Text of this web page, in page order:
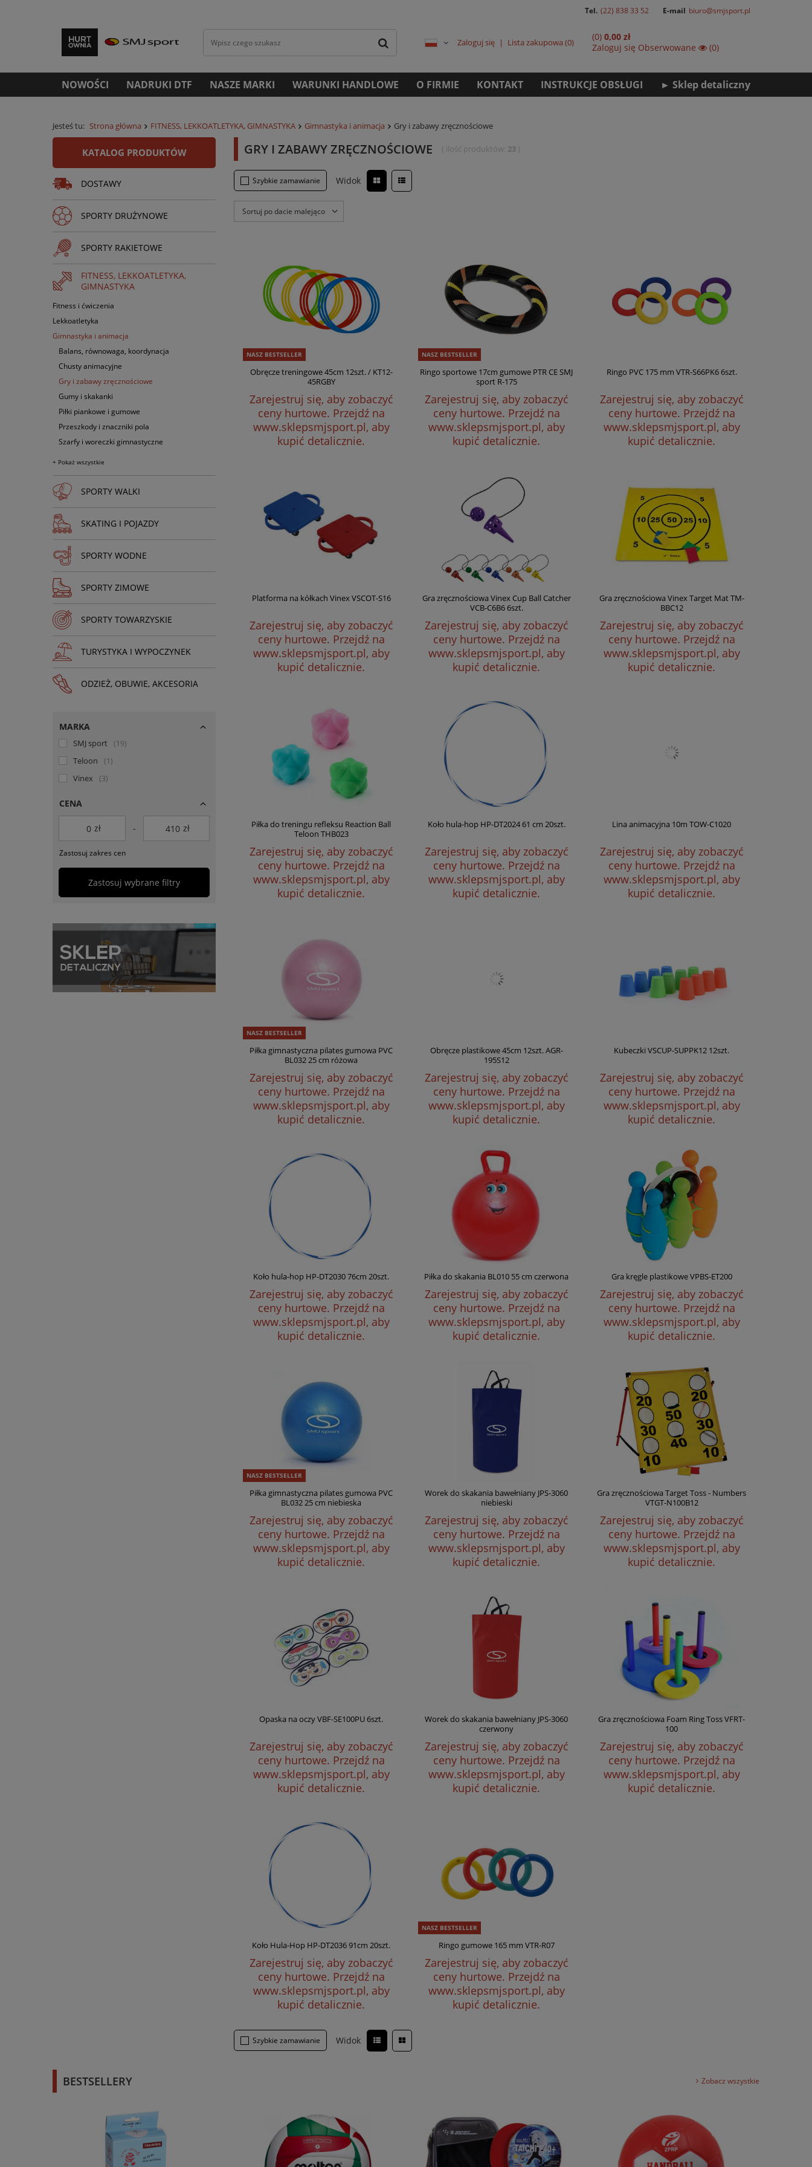
Tel. (22) 838 33 52 E-mail biuro@smjsport.pl
Zaloguj się Lista zakupowa 0 (0) 0,00 zł
Zaloguj się Obserwowane (0)
NOWOŚCI NADRUKI DTF NASZE MARKI WARUNKI HANDLOWE O FIRMIE KONTAKT INSTRUKCJE OBSŁUGI ► Sklep detaliczny
Jesteś tu: Strona główna FITNESS, LEKKOATLETYKA, GIMNASTYKA Gimnastyka i animacja Gry i zabawy zręcznościowe
KATALOG PRODUKTÓW
DOSTAWY
SPORTY DRUŻYNOWE
SPORTY RAKIETOWE
FITNESS, LEKKOATLETYKA,
GIMNASTYKA
Fitness i ćwiczenia
Lekkoatletyka
Gimnastyka i animacja
Balans, równowaga, koordynacja
Chusty animacyjne
Gry i zabawy zręcznościowe
Gumy i skakanki
Piłki piankowe i gumowe
Przeszkody i znaczniki pola
Szarfy i woreczki gimnastyczne
+ Pokaż wszystkie
SPORTY WALKI
SKATING I POJAZDY
SPORTY WODNE
SPORTY ZIMOWE
SPORTY TOWARZYSKIE
TURYSTYKA I WYPOCZYNEK
ODZIEŻ, OBUWIE, AKCESORIA
MARKA
SMJ sport 19
Teloon 1
Vinex 3
CENA
zł - zł
Zastosuj zakres cen
Zastosuj wybrane filtry
GRY I ZABAWY ZRĘCZNOŚCIOWE ( ilość produktów: 23 )
Szybkie zamawianie Widok
Sortuj po dacie malejąco
NASZ BESTSELLER
Obręcze treningowe 45cm 12szt. / KT12-
45RGBY
Zarejestruj się, aby zobaczyć
ceny hurtowe. Przejdź na
www.sklepsmjsport.pl, aby
kupić detalicznie.
NASZ BESTSELLER
Ringo sportowe 17cm gumowe PTR CE SMJ
sport R-175
Zarejestruj się, aby zobaczyć
ceny hurtowe. Przejdź na
www.sklepsmjsport.pl, aby
kupić detalicznie.
Ringo PVC 175 mm VTR-S66PK6 6szt.
Zarejestruj się, aby zobaczyć
ceny hurtowe. Przejdź na
www.sklepsmjsport.pl, aby
kupić detalicznie.
Platforma na kółkach Vinex VSCOT-S16
Zarejestruj się, aby zobaczyć
ceny hurtowe. Przejdź na
www.sklepsmjsport.pl, aby
kupić detalicznie.
Gra zręcznościowa Vinex Cup Ball Catcher
VCB-C6B6 6szt.
Zarejestruj się, aby zobaczyć
ceny hurtowe. Przejdź na
www.sklepsmjsport.pl, aby
kupić detalicznie.
Gra zręcznościowa Vinex Target Mat TM-
BBC12
Zarejestruj się, aby zobaczyć
ceny hurtowe. Przejdź na
www.sklepsmjsport.pl, aby
kupić detalicznie.
Piłka do treningu refleksu Reaction Ball
Teloon THB023
Zarejestruj się, aby zobaczyć
ceny hurtowe. Przejdź na
www.sklepsmjsport.pl, aby
kupić detalicznie.
Koło hula-hop HP-DT2024 61 cm 20szt.
Zarejestruj się, aby zobaczyć
ceny hurtowe. Przejdź na
www.sklepsmjsport.pl, aby
kupić detalicznie.
Lina animacyjna 10m TOW-C1020
Zarejestruj się, aby zobaczyć
ceny hurtowe. Przejdź na
www.sklepsmjsport.pl, aby
kupić detalicznie.
NASZ BESTSELLER
Piłka gimnastyczna pilates gumowa PVC
BL032 25 cm różowa
Zarejestruj się, aby zobaczyć
ceny hurtowe. Przejdź na
www.sklepsmjsport.pl, aby
kupić detalicznie.
Obręcze plastikowe 45cm 12szt. AGR-
195S12
Zarejestruj się, aby zobaczyć
ceny hurtowe. Przejdź na
www.sklepsmjsport.pl, aby
kupić detalicznie.
Kubeczki VSCUP-SUPPK12 12szt.
Zarejestruj się, aby zobaczyć
ceny hurtowe. Przejdź na
www.sklepsmjsport.pl, aby
kupić detalicznie.
Koło hula-hop HP-DT2030 76cm 20szt.
Zarejestruj się, aby zobaczyć
ceny hurtowe. Przejdź na
www.sklepsmjsport.pl, aby
kupić detalicznie.
Piłka do skakania BL010 55 cm czerwona
Zarejestruj się, aby zobaczyć
ceny hurtowe. Przejdź na
www.sklepsmjsport.pl, aby
kupić detalicznie.
Gra kręgle plastikowe VPBS-ET200
Zarejestruj się, aby zobaczyć
ceny hurtowe. Przejdź na
www.sklepsmjsport.pl, aby
kupić detalicznie.
NASZ BESTSELLER
Piłka gimnastyczna pilates gumowa PVC
BL032 25 cm niebieska
Zarejestruj się, aby zobaczyć
ceny hurtowe. Przejdź na
www.sklepsmjsport.pl, aby
kupić detalicznie.
Worek do skakania bawełniany JPS-3060
niebieski
Zarejestruj się, aby zobaczyć
ceny hurtowe. Przejdź na
www.sklepsmjsport.pl, aby
kupić detalicznie.
Gra zręcznościowa Target Toss - Numbers
VTGT-N100B12
Zarejestruj się, aby zobaczyć
ceny hurtowe. Przejdź na
www.sklepsmjsport.pl, aby
kupić detalicznie.
Opaska na oczy VBF-SE100PU 6szt.
Zarejestruj się, aby zobaczyć
ceny hurtowe. Przejdź na
www.sklepsmjsport.pl, aby
kupić detalicznie.
Worek do skakania bawełniany JPS-3060
czerwony
Zarejestruj się, aby zobaczyć
ceny hurtowe. Przejdź na
www.sklepsmjsport.pl, aby
kupić detalicznie.
Gra zręcznościowa Foam Ring Toss VFRT-
100
Zarejestruj się, aby zobaczyć
ceny hurtowe. Przejdź na
www.sklepsmjsport.pl, aby
kupić detalicznie.
Koło Hula-Hop HP-DT2036 91cm 20szt.
Zarejestruj się, aby zobaczyć
ceny hurtowe. Przejdź na
www.sklepsmjsport.pl, aby
kupić detalicznie.
NASZ BESTSELLER
Ringo gumowe 165 mm VTR-R07
Zarejestruj się, aby zobaczyć
ceny hurtowe. Przejdź na
www.sklepsmjsport.pl, aby
kupić detalicznie.
Szybkie zamawianie Widok
BESTSELLERY Zobacz wszystkie